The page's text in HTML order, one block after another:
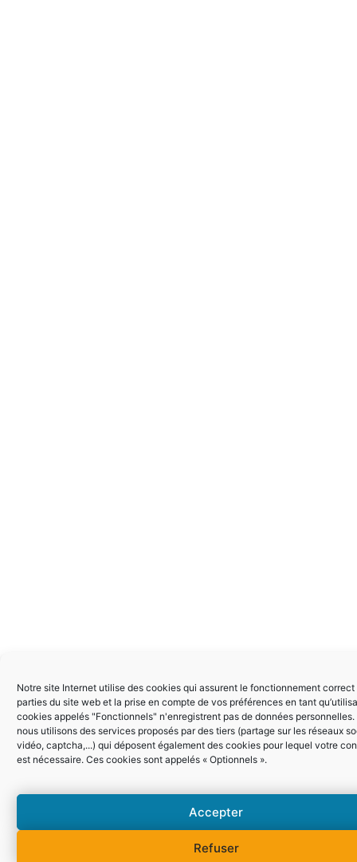
Notre site Internet utilise des cookies qui assurent le fonctionnement
parties du site web et la prise en compte de vos préférences en tant
cookies appelés "Fonctionnels" n'enregistrent pas de données personnelles.
nous utilisons des services proposés par des tiers (partage sur les réseaux
vidéo, captcha,...) qui déposent également des cookies pour lequel votre
est nécessaire. Ces cookies sont appelés « Optionnels ».
Accepter
Refuser